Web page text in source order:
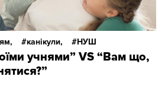
канікули, НУШ
учнями” VS “Вам що,